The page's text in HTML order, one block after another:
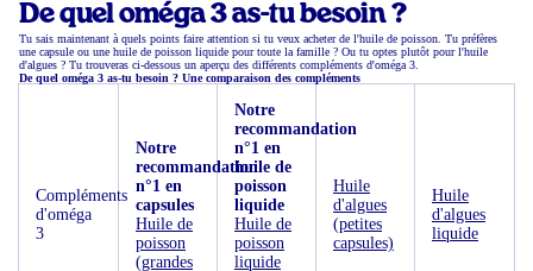
De quel oméga 3 as-tu besoin ?
Tu sais maintenant à quels points faire attention si tu veux acheter de l'huile de poisson. Tu préfères
une capsule ou une huile de poisson liquide pour toute la famille ? Ou tu optes plutôt pour l'huile
d'algues ? Tu trouveras ci-dessous un aperçu des différents compléments d'oméga 3.
De quel oméga 3 as-tu besoin ? Une comparaison des compléments
Compléments
d'oméga
3
Notre
recommandation
n°1 en
capsules
Huile de
poisson
(grandes
Notre
recommandation
n°1 en
huile de
poisson
liquide
Huile de
poisson
liquide
Huile
d'algues
(petites
capsules)
Huile
d'algues
liquide